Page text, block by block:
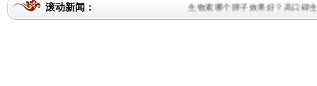
滚动新闻： 生物素哪个牌子效果好？高口碑